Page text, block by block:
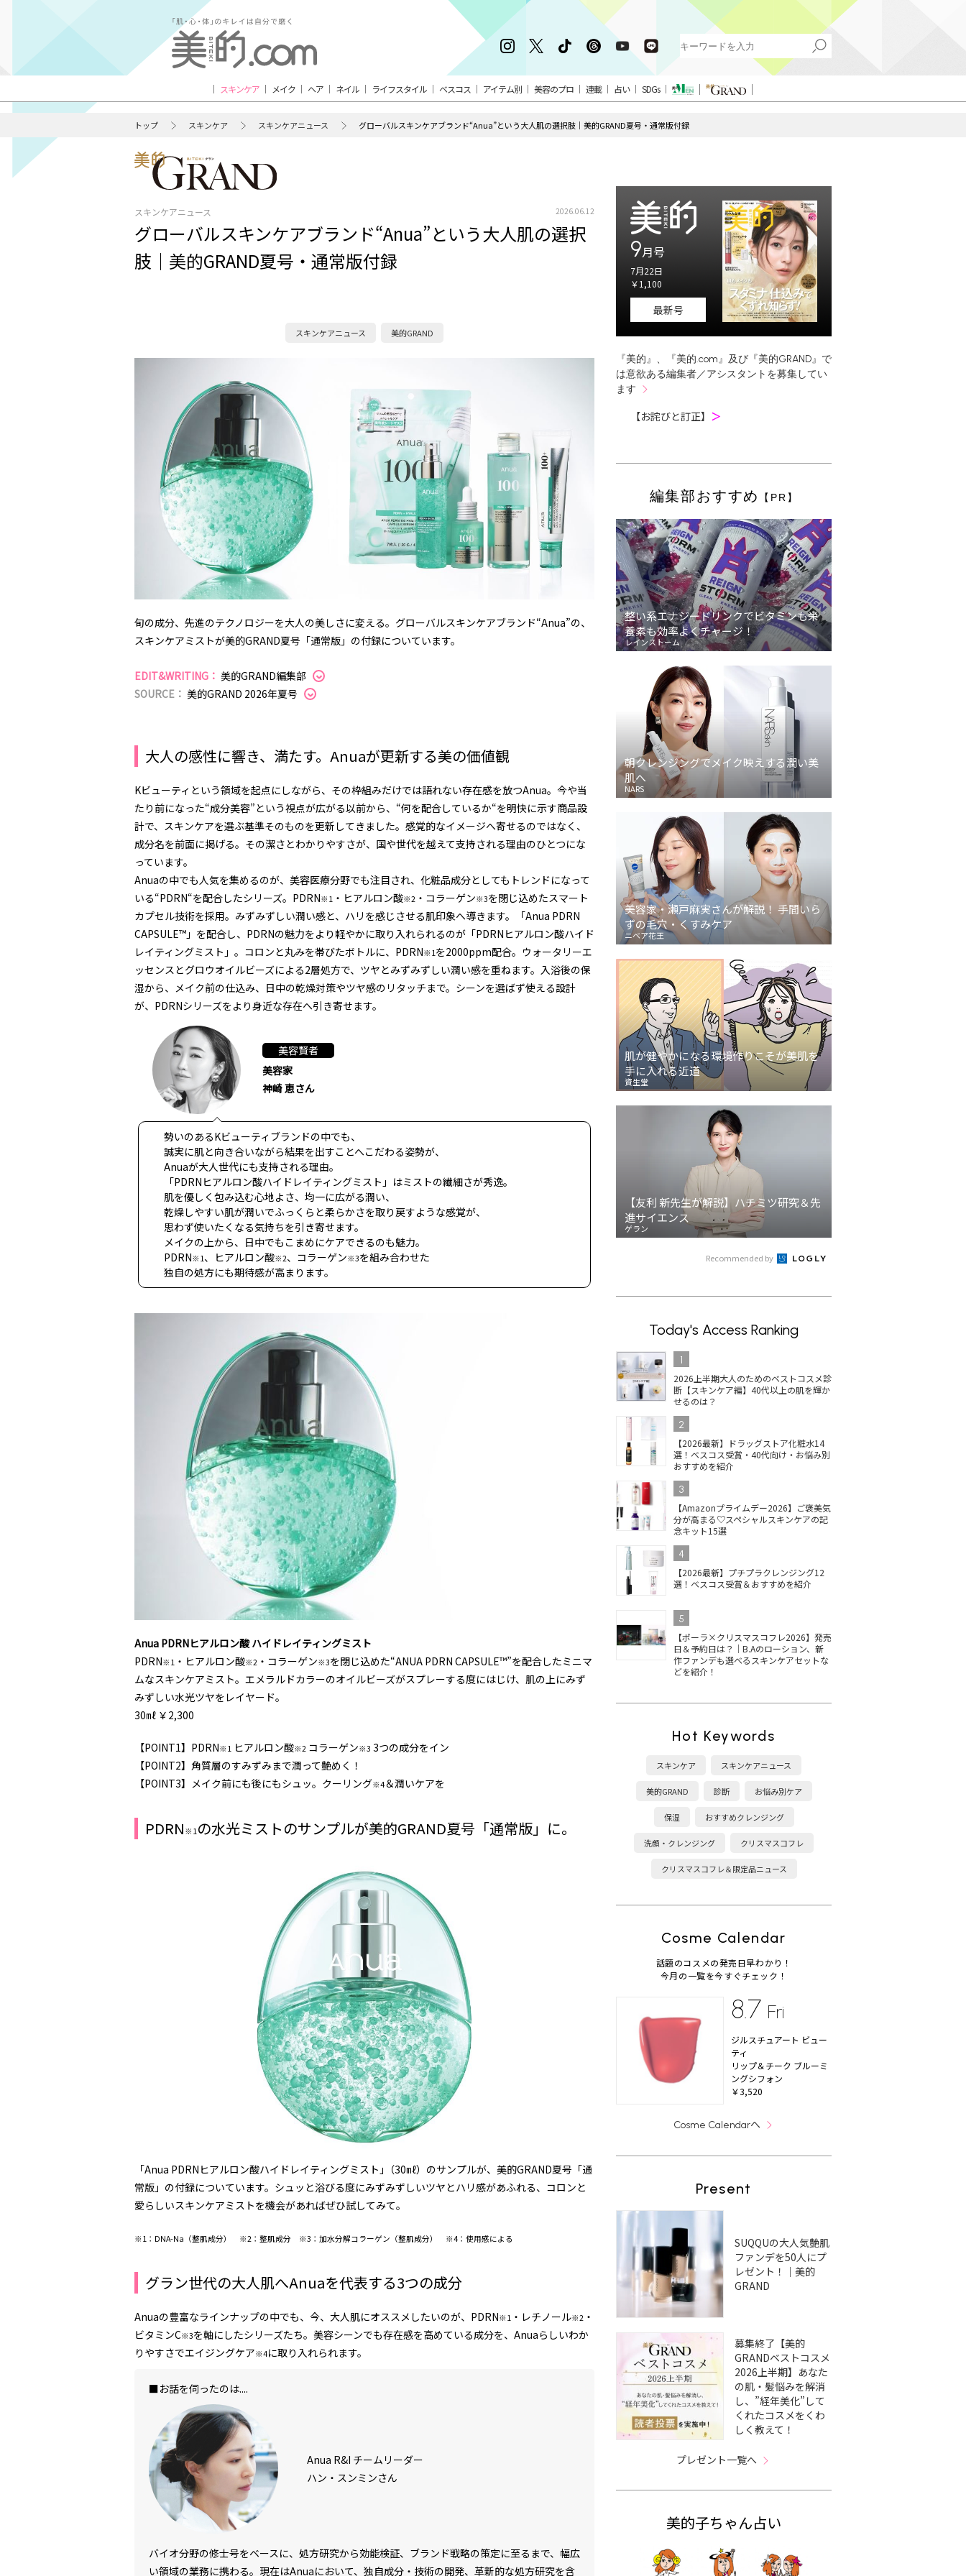
スキンケア メイク ヘア ネイル ライフスタイル ベスコス アイテム別 美容のプロ 連載 占い SDGs
トップ スキンケア スキンケアニュース グローバルスキンケアブランド“Anua”という大人肌の選択肢｜美的GRAND夏号・通常版付録
スキンケアニュース 2026.06.12
グローバルスキンケアブランド“Anua”という大人肌の選択
肢｜美的GRAND夏号・通常版付録
スキンケアニュース 美的GRAND
旬の成分、先進のテクノロジーを大人の美しさに変える。グローバルスキンケアブランド“Anua”の、
スキンケアミストが美的GRAND夏号「通常版」の付録についています。
EDIT&WRITING： 美的GRAND編集部
SOURCE： 美的GRAND 2026年夏号
大人の感性に響き、満たす。Anuaが更新する美の価値観
Kビューティという領域を起点にしながら、その枠組みだけでは語れない存在感を放つAnua。今や当
たり前になった“成分美容”という視点が広がる以前から、“何を配合しているか“を明快に示す商品設
計で、スキンケアを選ぶ基準そのものを更新してきました。感覚的なイメージへ寄せるのではなく、
成分名を前面に掲げる。その潔さとわかりやすさが、国や世代を越えて支持される理由のひとつにな
っています。
Anuaの中でも人気を集めるのが、美容医療分野でも注目され、化粧品成分としてもトレンドになって
いる“PDRN“を配合したシリーズ。PDRN※1 ・ヒアルロン酸※2 ・コラーゲン※3を閉じ込めたスマート
カプセル技術を採用。みずみずしい潤い感と、ハリを感じさせる肌印象へ導きます。「Anua PDRN
CAPSULE™️」を配合し、PDRNの魅力をより軽やかに取り入れられるのが「PDRNヒアルロン酸ハイド
レイティングミスト」。コロンと丸みを帯びたボトルに、PDRN※1を2000ppm配合。ウォータリーエ
ッセンスとグロウオイルビーズによる2層処方で、ツヤとみずみずしい潤い感を重ねます。入浴後の保
湿から、メイク前の仕込み、日中の乾燥対策やツヤ感のリタッチまで。シーンを選ばず使える設計
が、PDRNシリーズをより身近な存在へ引き寄せます。
美容賢者
美容家
神崎 恵さん
勢いのあるKビューティブランドの中でも、
誠実に肌と向き合いながら結果を出すことへこだわる姿勢が、
Anuaが大人世代にも支持される理由。
「PDRNヒアルロン酸ハイドレイティングミスト」はミストの繊細さが秀逸。
肌を優しく包み込む心地よさ、均一に広がる潤い、
乾燥しやすい肌が潤いでふっくらと柔らかさを取り戻すような感覚が、
思わず使いたくなる気持ちを引き寄せます。
メイクの上から、日中でもこまめにケアできるのも魅力。
PDRN※1、ヒアルロン酸※2、コラーゲン※3を組み合わせた
独自の処方にも期待感が高まります。
Anua PDRNヒアルロン酸 ハイドレイティングミスト
PDRN※1 ・ヒアルロン酸※2 ・コラーゲン※3を閉じ込めた“ANUA PDRN CAPSULE™”を配合したミニマ
ムなスキンケアミスト。エメラルドカラーのオイルビーズがスプレーする度にはじけ、肌の上にみず
みずしい水光ツヤをレイヤード。
30㎖ ￥2,300
【POINT1】PDRN※1 ヒアルロン酸※2 コラーゲン※3 3つの成分をイン
【POINT2】角質層のすみずみまで潤って艶めく！
【POINT3】メイク前にも後にもシュッ。クーリング※4＆潤いケアを
PDRN ※1の水光ミストのサンプルが美的GRAND夏号「通常版」に。
「Anua PDRNヒアルロン酸ハイドレイティングミスト｣（30㎖）のサンプルが、美的GRAND夏号「通
常版」の付録についています。シュッと浴びる度にみずみずしいツヤとハリ感があふれる、コロンと
愛らしいスキンケアミストを機会があればぜひ試してみて。
※1：DNA-Na（整肌成分） ※2：整肌成分 ※3：加水分解コラーゲン（整肌成分） ※4：使用感による
グラン世代の大人肌へAnuaを代表する3つの成分
Anuaの豊富なラインナップの中でも、今、大人肌にオススメしたいのが、PDRN※1 ・レチノール※2 ・
ビタミンC※3を軸にしたシリーズたち。美容シーンでも存在感を高めている成分を、Anuaらしいわか
りやすさでエイジングケア※4に取り入れられます。
■お話を伺ったのは....
Anua R&I チームリーダー
ハン・スンミンさん
バイオ分野の修士号をベースに、処方研究から効能検証、ブランド戦略の策定に至るまで、幅広
い領域の業務に携わる。現在はAnuaにおいて、独自成分・技術の開発、革新的な処方研究を含
9月号
7月22日
￥1,100
最新号
『美的』、『美的.com』及び『美的GRAND』で
は意欲ある編集者／アシスタントを募集してい
ます
【お詫びと訂正】 ＞
編集部おすすめ 【PR】
整い系エナジードリンクでビタミンも栄
養素も効率よくチャージ！
レインストーム
朝クレンジングでメイク映えする潤い美
肌へ
NARS
美容家・瀬戸麻実さんが解説！ 手間いら
ずの毛穴・くすみケア
ニベア花王
肌が健やかになる環境作りこそが美肌を
手に入れる近道
資生堂
【友利 新先生が解説】ハチミツ研究＆先
進サイエンス
ゲラン
Recommended by
Today's Access Ranking
1
2026上半期大人のためのベストコスメ診
断【スキンケア編】40代以上の肌を輝か
せるのは？
2
【2026最新】ドラッグストア化粧水14
選！ベスコス受賞・40代向け・お悩み別
おすすめを紹介
3
【Amazonプライムデー2026】ご褒美気
分が高まる♡スペシャルスキンケアの記
念キット15選
4
【2026最新】プチプラクレンジング12
選！ベスコス受賞＆おすすめを紹介
5
【ポーラ×クリスマスコフレ2026】発売
日＆予約日は？｜B.Aのローション、新
作ファンデも選べるスキンケアセットな
どを紹介！
Hot Keywords
スキンケア スキンケアニュース
美的GRAND 診断 お悩み別ケア
保湿 おすすめクレンジング
洗顔・クレンジング クリスマスコフレ
クリスマスコフレ＆限定品ニュース
Cosme Calendar
話題のコスメの発売日早わかり！
今月の一覧を今すぐチェック！
8.7 Fri
ジルスチュアート ビュー
ティ
リップ＆チーク ブルーミ
ングシフォン
￥3,520
Cosme Calendarへ
Present
SUQQUの大人気艶肌
ファンデを50人にプ
レゼント！｜美的
GRAND
募集終了【美的
GRANDベストコスメ
2026上半期】あなた
の肌・髪悩みを解消
し、”経年美化”して
くれたコスメをくわ
しく教えて！
プレゼント一覧へ
美的子ちゃん占い